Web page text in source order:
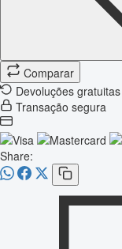
Comparar
Devoluções
Transação segura
Share: